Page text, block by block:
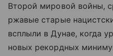
Второй мировой войны,
ржавые старые
всплыли в Дунае, когда
новых рекордных